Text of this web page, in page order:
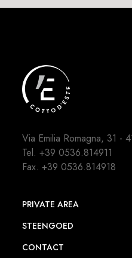
Via Emilia Romagna, 31 -
Tel.+39 0536.814911
Fax. +39 0536.814918
PRIVATE AREA
STEENGOED
CONTACT